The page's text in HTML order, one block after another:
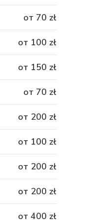
от 70 zł
от 100 zł
от 150 zł
от 70 zł
от 200 zł
от 100 zł
от 200 zł
от 200 zł
от 400 zł